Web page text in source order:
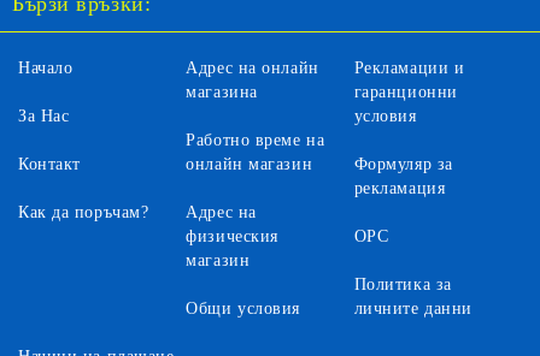
Начало
За Нас
Контакт
Как да поръчам?
Адрес на онлайн
магазина
Работно време на
онлайн магазин
Адрес на
физическия
магазин
Общи условия
Рекламации и
гаранционни
условия
Формуляр за
рекламация
ОРС
Политика за
личните данни